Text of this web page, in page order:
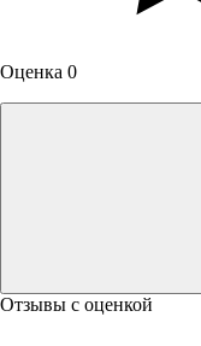
Оценка 0
Отзывы с оценкой